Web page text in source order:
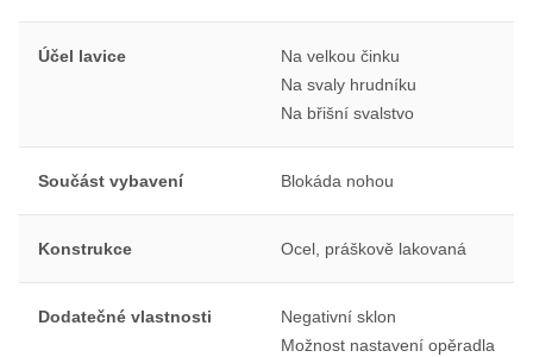
Účel lavice
Na velkou činku
Na svaly hrudníku
Na břišní svalstvo
Součást vybavení Blokáda nohou
Konstrukce Ocel, práškově lakovaná
Dodatečné vlastnosti
Negativní sklon
Možnost nastavení opěradla